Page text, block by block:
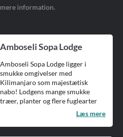
information.
Amboseli Sopa Lodge
Amboseli Sopa Lodge ligger i
smukke omgivelser med
Kilimanjaro som majestætisk
nabo! Lodgens mange smukke
træer, planter og flere fuglearter
Læs mere